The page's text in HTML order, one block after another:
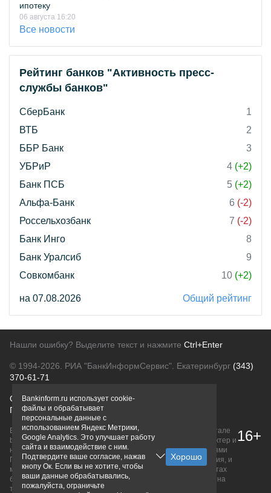
ипотеку
06 августа 16:20
Все новости
Рейтинг банков "Активность пресс-
службы банков"
СберБанк
1
ВТБ
2
ББР Банк
3
УБРиР
4 (+2)
Банк ПСБ
5 (+2)
Альфа-Банк
6 (-2)
Россельхозбанк
7 (-2)
Банк Инго
8
Банк Уралсиб
9
Совкомбанк
10 (+2)
на 07.08.2026 Общий рейтинг
Нашли ошибку? Выделите текст и нажмите Ctrl+Enter
© 1994-2026. РИА "БанкИнформСервис". Екатеринбург (343)
370-61-71
О проектеПолитика конфиденциальности
Правовая информацияДля рекламодателей
Вся информация о продуктах банков, размещенная на портале
bankinform.ru, носит исключительно ознакомительный характер и
не является публичной офертой, определяемой положениями
ГК РФ. Информация не содержит точного и полного описания, и
может быть изменена. Конечные условия уточняйте на сайтах
банков или при личном обращении. Исключительное право на
товарные знаки принадлежит их правообладателям.
16+
Bankinform.ru использует cookie-
файлы и обрабатывает
персональные данные с
использованием Яндекс Метрики,
Google Analytics. Это улучшает работу
сайта и взаимодействие с ним.
Подтвердите ваше согласие, нажав
кнопу Ок. Если вы не хотите, чтобы
ваши данные обрабатывались,
пожалуйста, ограничьте